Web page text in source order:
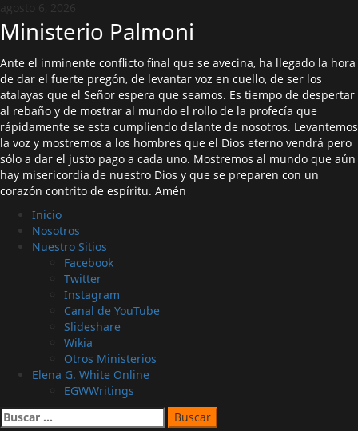
Saltar
al
contenido
agosto 6, 2026
Ministerio Palmoni
Ante el inminente conflicto final que se avecina, ha llegado la hora
de dar el fuerte pregón, de levantar voz en cuello, de ser los
atalayas que el Señor espera que seamos. Es tiempo de despertar
al rebaño y de mostrar al mundo el rollo de la profecía que
rápidamente se esta cumpliendo delante de nosotros. Levantemos
la voz y mostremos a los hombres que el Dios eterno vendrá pero
sólo a dar el justo pago a cada uno. Mostremos al mundo que aún
hay misericordia de nuestro Dios y que se preparen con un
corazón contrito de espíritu. Amén
Menú
principal
Inicio
Nosotros
Nuestro Sitios
Facebook
Twitter
Instagram
Canal de YouTube
Slideshare
Wikia
Otros Ministerios
Elena G. White Online
EGWWritings
Buscar: